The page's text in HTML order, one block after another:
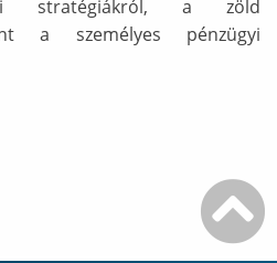
stratégiákról, a zöld
a személyes pénzügyi